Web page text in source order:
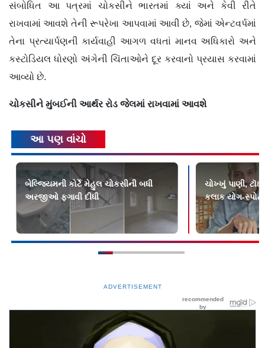
સંબોધિત આ પત્રમાં ચોકસીને ભારતમાં ક્યાં અને કેવી રીતે
રાખવામાં આવશે તેની રૂપરેખા આપવામાં આવી છે, જેમાં એન્ટવર્પમાં
તેના પ્રત્યાર્પણની કાર્યવાહી આગળ વધતાં માનવ અધિકારો અને
કસ્ટોડિયલ ધોરણો અંગેની ચિંતાઓને દૂર કરવાનો પ્રયાસ કરવામાં
આવ્યો છે.
ચોકસીને મુંબઈની આર્થર રોડ જેલમાં રાખવામાં આવશે
આ પણ વાંચો
બેલ્જિયમની કોર્ટે મેહુલ ચોકસીની બધી
અરજીઓ ફગાવી દીધી
ચોખ્ખું પાણી,
કલાક યોગ-
ADVERTISEMENT